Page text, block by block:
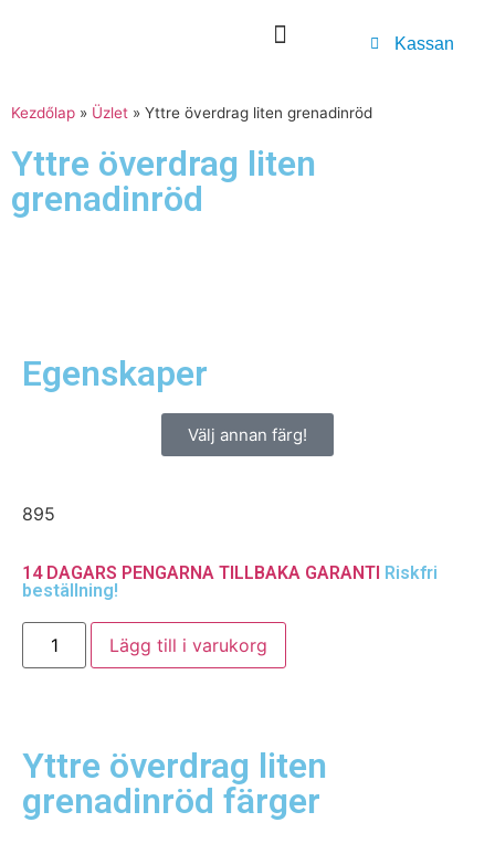
Kassan
Kezdőlap » Üzlet » Yttre överdrag liten grenadinröd
Yttre överdrag liten
grenadinröd
Egenskaper
Välj annan färg!
895
14 DAGARS PENGARNA TILLBAKA GARANTI Riskfri
beställning!
Lägg till i varukorg
Yttre överdrag liten
grenadinröd färger